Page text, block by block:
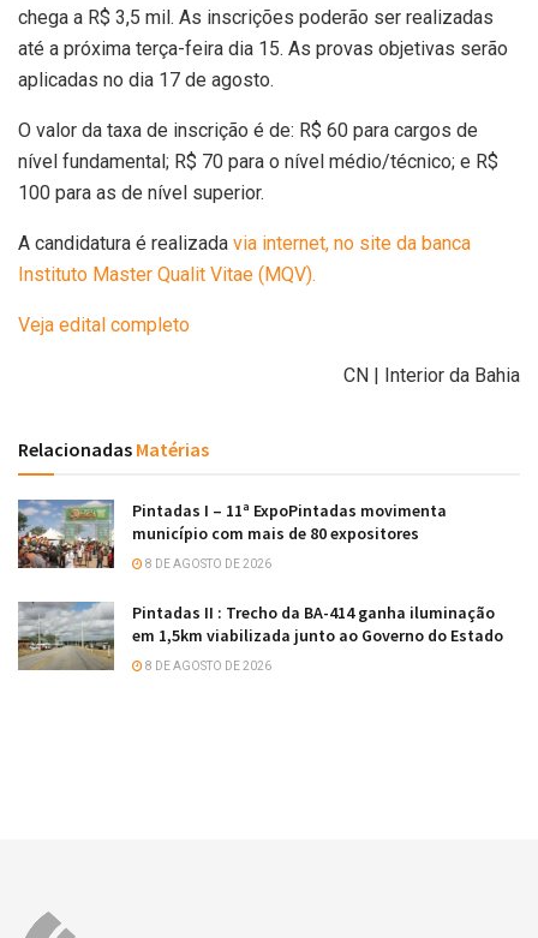
chega a R$ 3,5 mil. As inscrições poderão ser realizadas
até a próxima terça-feira dia 15. As provas objetivas serão
aplicadas no dia 17 de agosto.
O valor da taxa de inscrição é de: R$ 60 para cargos de
nível fundamental; R$ 70 para o nível médio/técnico; e R$
100 para as de nível superior.
A candidatura é realizada via internet, no site da banca
Instituto Master Qualit Vitae (MQV).
Veja edital completo
CN | Interior da Bahia
Relacionadas Matérias
Pintadas I – 11ª ExpoPintadas movimenta
município com mais de 80 expositores
8 DE AGOSTO DE 2026
Pintadas II : Trecho da BA-414 ganha iluminação
em 1,5km viabilizada junto ao Governo do Estado
8 DE AGOSTO DE 2026